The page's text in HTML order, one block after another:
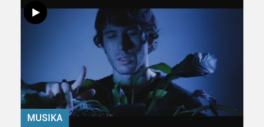
buruzko informazio gehiago eta ezarri zure lehentasunak
datuen atalean. Edozein unetan alda edo ken dezakezu
zure baimena Cookieen adierazpenean.
Webgune honek cookie propioak eta hirugarrenen cookie-
fitxategiak erabiltzen ditu. Zure esperientzia eta
zerbitzuak hobetzeko asmoz, cookie teknologiaz
baliatzen gara. Ohar hau onartuz gero, teknologia hori
MUSIKA